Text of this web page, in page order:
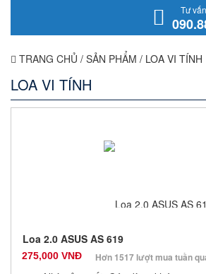
Tư
TRANG CHỦ / SẢN PHẨM / LOA VI TÍNH
LOA VI TÍNH
Loa 2.0 ASUS AS 619
275,000 VNĐ Hơn 1517 lượt mua tuần